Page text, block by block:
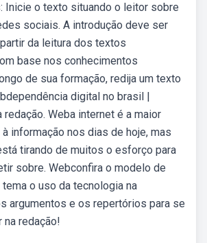
Inicie o texto situando o leitor sobre
sociais. A introdução deve ser
da leitura dos textos
base nos conhecimentos
de sua formação, redija um texto
digital no brasil |
redação. Weba internet é a maior
informação nos dias de hoje, mas
tirando de muitos o esforço para
sobre. Webconfira o modelo de
o uso da tecnologia na
argumentos e os repertórios para se
na redação!